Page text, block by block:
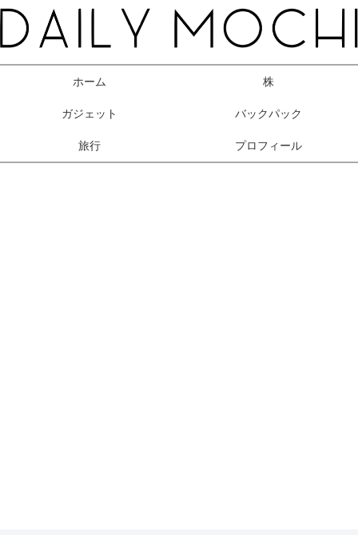
ホーム 株
ガジェット バックパック
旅行 プロフィール